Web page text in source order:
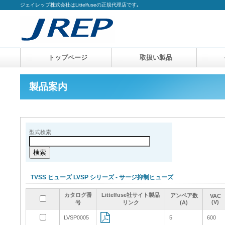
ジェイレップ株式会社はLittelfuseの正規代理店です｡
製品案内
型式検索
TVSS ヒューズ LVSP シリーズ - サージ抑制ヒューズ
カタログ番
号
Littelfuse社サイト製品
リンク
アンペア数
(A)
VAC
(V)
カタログ番
号
Littelfuse社サイト製品
リンク
アンペア数
(A)
VAC
(V)
カタログ番
号
Littelfuse社サイト製品
リンク
アンペア数
(A)
VAC
(V)
LVSP0005 5 600
カタログ番
号
Littelfuse社サイト製品
リンク
アンペア数
(A)
VAC
(V)
LVSP0005 5 600
トップページ 取扱い製品